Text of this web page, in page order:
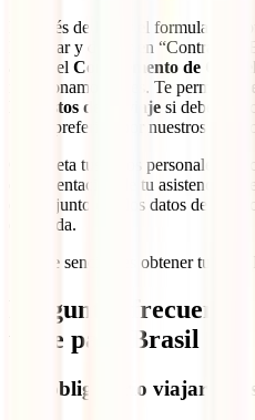
Después de llenar el formulario y
Estándar y da clic en “Contratar”.
añadir el Complemento de
mencionamos antes. Te permitirá
los gastos de tu viaje si debes
¡Es el preferido por nuestros
Completa tus datos personales,
documentación de tu asistencia y
email, junto con los datos de
de ayuda.
¡Así de sencillo es obtener tu IATI
Preguntas
viaje para Brasil
¿Es obligatorio viajar con